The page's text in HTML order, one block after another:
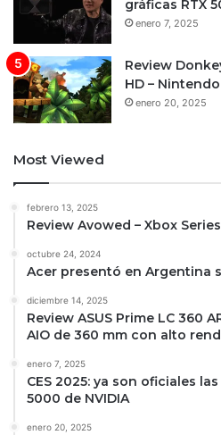
gráficas RTX
enero 7, 2025
Review
HD –
enero 20, 2025
Most Viewed
febrero 13, 2025
Review Avowed – Xbox
octubre 24, 2024
Acer presentó en Argentina
diciembre 14, 2025
Review ASUS Prime LC 360
AIO de 360 mm con alto
enero 7, 2025
CES 2025: ya son oficiales
5000 de NVIDIA
enero 20, 2025